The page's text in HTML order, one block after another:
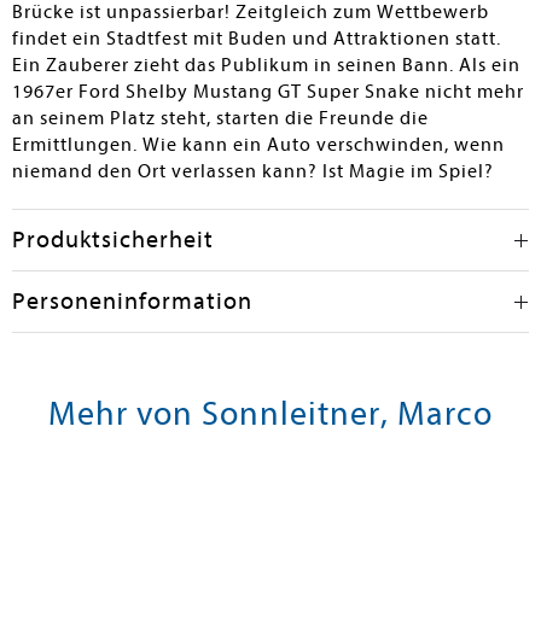
Brücke ist unpassierbar! Zeitgleich zum Wettbewerb
findet ein Stadtfest mit Buden und Attraktionen statt.
Ein Zauberer zieht das Publikum in seinen Bann. Als ein
1967er Ford Shelby Mustang GT Super Snake nicht mehr
an seinem Platz steht, starten die Freunde die
Ermittlungen. Wie kann ein Auto verschwinden, wenn
niemand den Ort verlassen kann? Ist Magie im Spiel?
Produktsicherheit
Personeninformation
Mehr von Sonnleitner, Marco